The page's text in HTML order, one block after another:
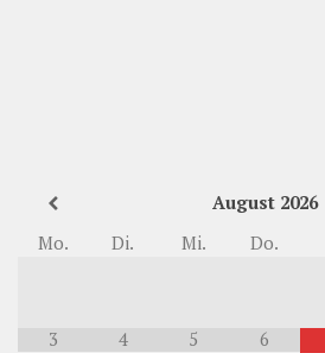
August 2026
Mo.
Di. Mi. Do.
3 4 5 6